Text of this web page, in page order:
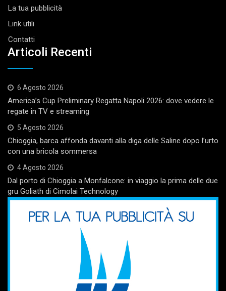
La tua pubblicità
Link utili
Contatti
Articoli Recenti
6 Agosto 2026
America’s Cup Preliminary Regatta Napoli 2026: dove vedere le
regate in TV e streaming
5 Agosto 2026
Chioggia, barca affonda davanti alla diga delle Saline dopo l’urto
con una bricola sommersa
4 Agosto 2026
Dal porto di Chioggia a Monfalcone: in viaggio la prima delle due
gru Goliath di Cimolai Technology